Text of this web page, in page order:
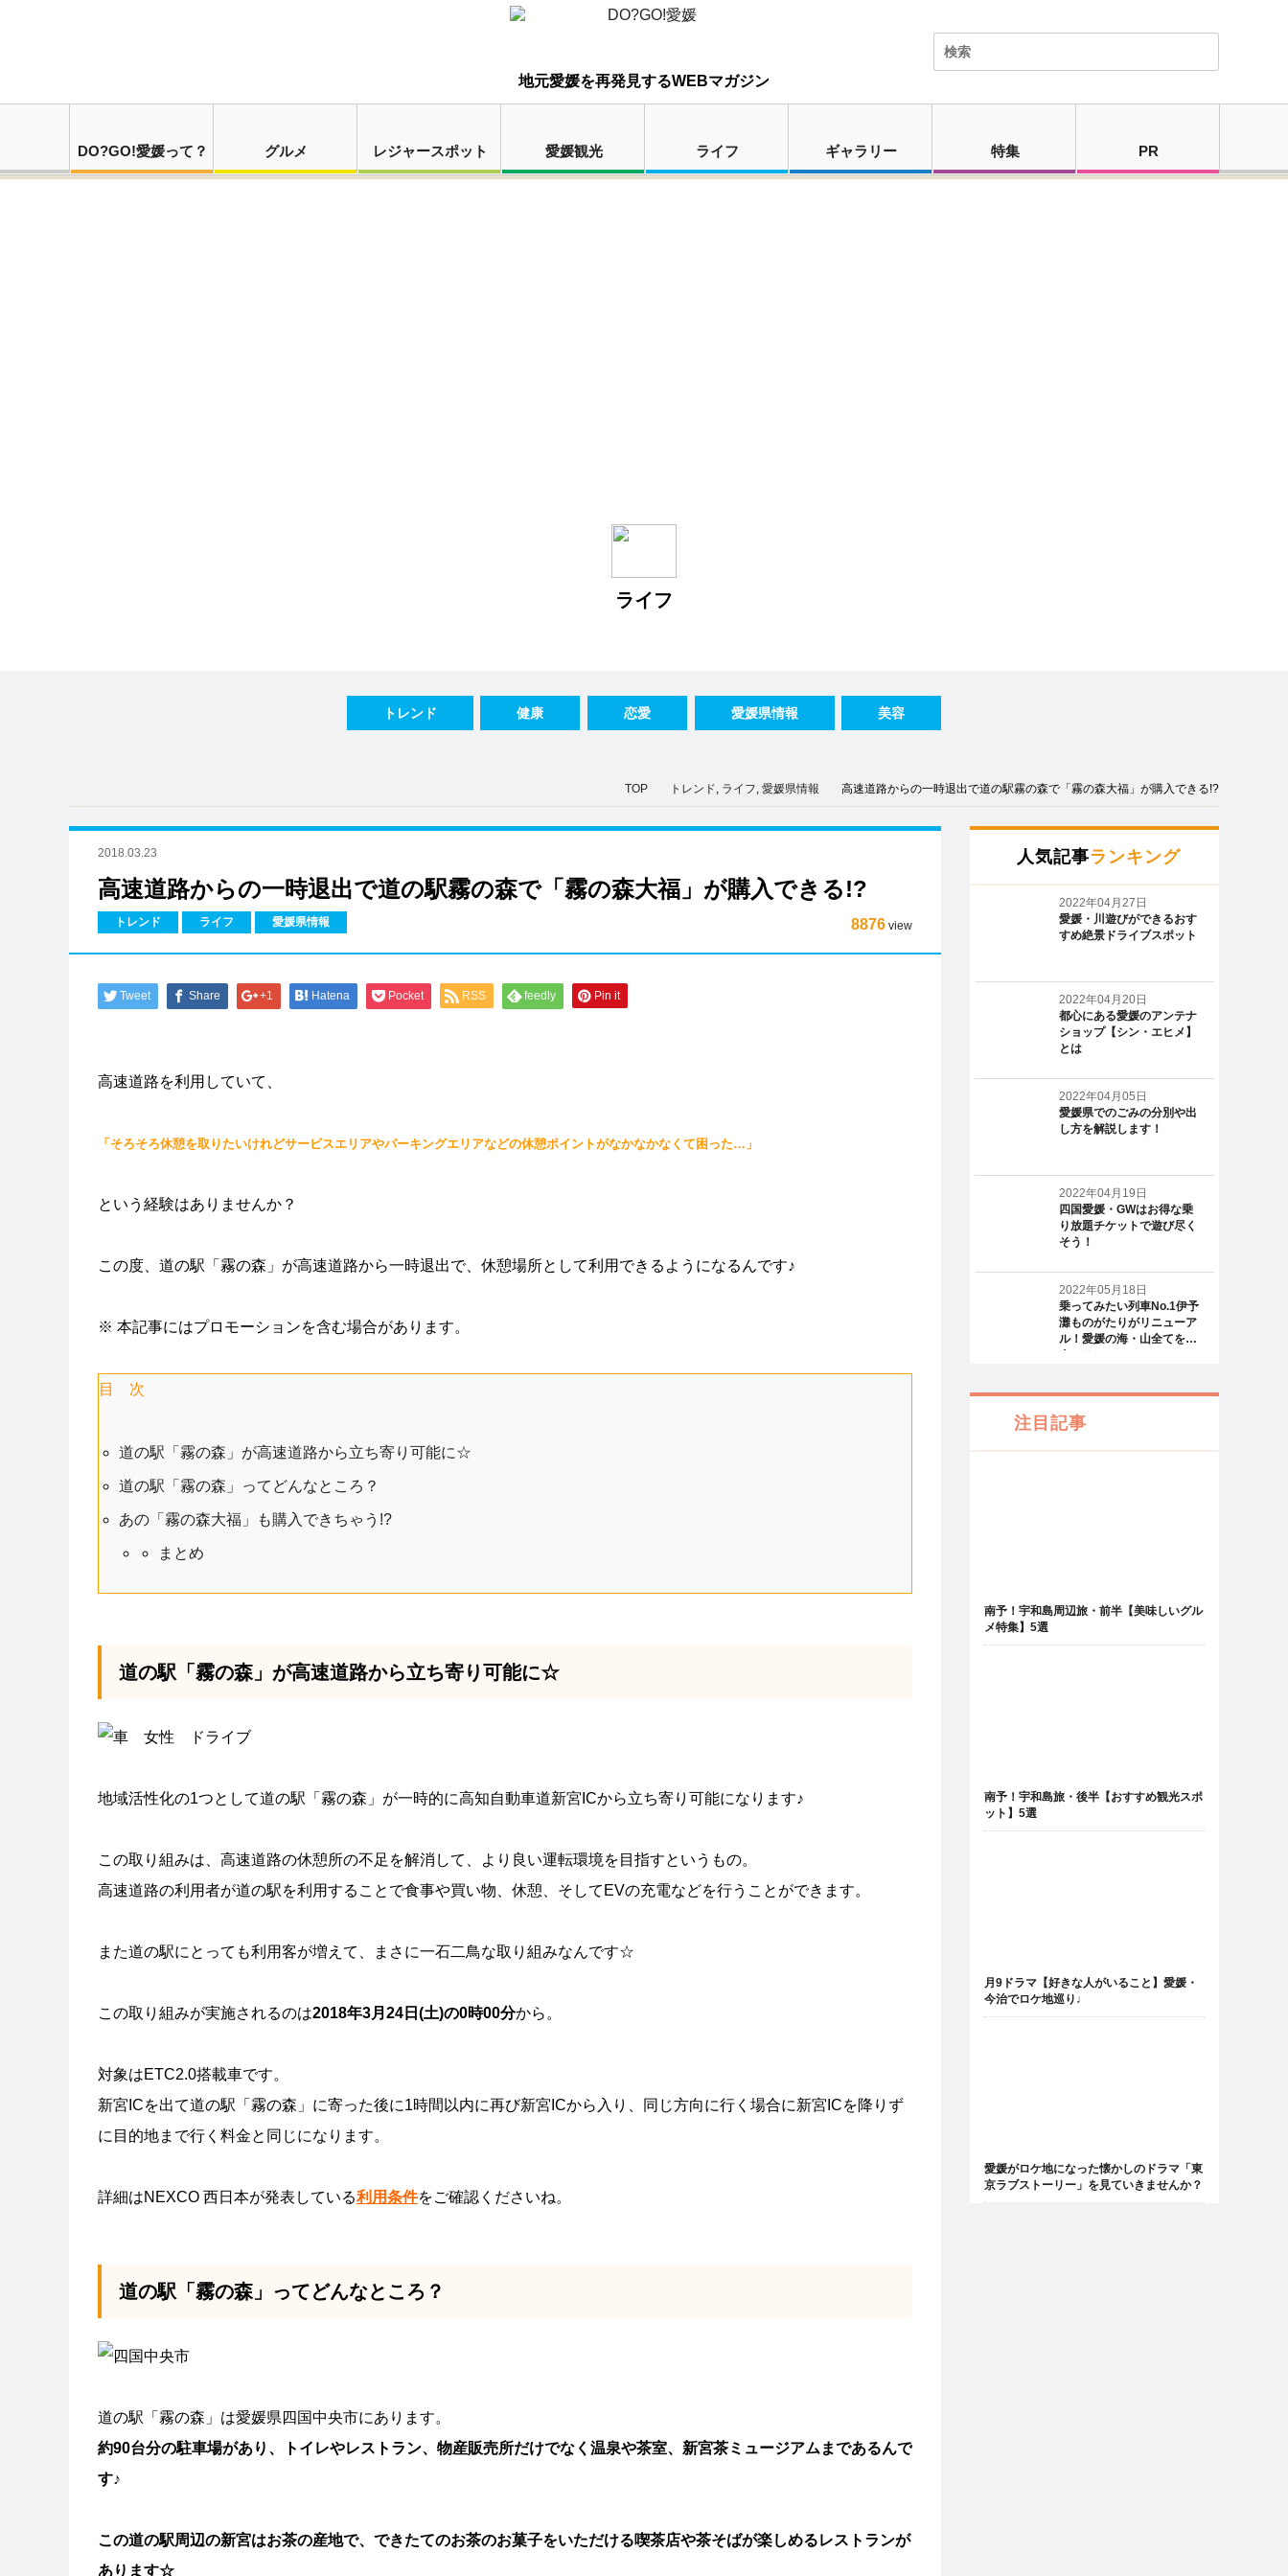
地元愛媛を再発見するWEBマガジン
DO?GO!愛媛って？ グルメ レジャースポット 愛媛観光 ライフ ギャラリー 特集 PR
ライフ
トレンド 健康 恋愛 愛媛県情報 美容
TOP トレンド, ライフ, 愛媛県情報 高速道路からの一時退出で道の駅霧の森で「霧の森大福」が購入できる!?
2018.03.23
高速道路からの一時退出で道の駅霧の森で「霧の森大福」が購入できる!?
トレンド ライフ 愛媛県情報 8876 view
Tweet Share +1 Hatena Pocket RSS feedly Pin it
高速道路を利用していて、
「そろそろ休憩を取りたいけれどサービスエリアやパーキングエリアなどの休憩ポイントがなかなかなくて困った…」
という経験はありませんか？
この度、道の駅「霧の森」が高速道路から一時退出で、休憩場所として利用できるようになるんです♪
※ 本記事にはプロモーションを含む場合があります。
目 次
道の駅「霧の森」が高速道路から立ち寄り可能に☆
道の駅「霧の森」ってどんなところ？
あの「霧の森大福」も購入できちゃう!?
まとめ
道の駅「霧の森」が高速道路から立ち寄り可能に☆
地域活性化の1つとして道の駅「霧の森」が一時的に高知自動車道新宮ICから立ち寄り可能になります♪
この取り組みは、高速道路の休憩所の不足を解消して、より良い運転環境を目指すというもの。
高速道路の利用者が道の駅を利用することで食事や買い物、休憩、そしてEVの充電などを行うことができます。
また道の駅にとっても利用客が増えて、まさに一石二鳥な取り組みなんです☆
この取り組みが実施されるのは2018年3月24日(土)の0時00分から。
対象はETC2.0搭載車です。
新宮ICを出て道の駅「霧の森」に寄った後に1時間以内に再び新宮ICから入り、同じ方向に行く場合に新宮ICを降りず
に目的地まで行く料金と同じになります。
詳細はNEXCO 西日本が発表している利用条件をご確認くださいね。
道の駅「霧の森」ってどんなところ？
道の駅「霧の森」は愛媛県四国中央市にあります。
約90台分の駐車場があり、トイレやレストラン、物産販売所だけでなく温泉や茶室、新宮茶ミュージアムまであるんで
す♪
この道の駅周辺の新宮はお茶の産地で、できたてのお茶のお菓子をいただける喫茶店や茶そばが楽しめるレストランが
あります☆
人気記事ランキング
2022年04月27日
愛媛・川遊びができるおす
すめ絶景ドライブスポット
2022年04月20日
都心にある愛媛のアンテナ
ショップ【シン・エヒメ】
とは
2022年04月05日
愛媛県でのごみの分別や出
し方を解説します！
2022年04月19日
四国愛媛・GWはお得な乗
り放題チケットで遊び尽く
そう！
2022年05月18日
乗ってみたい列車No.1伊予
灘ものがたりがリニューア
ル！愛媛の海・山全てを一
注目記事
南予！宇和島周辺旅・前半【美味しいグル
メ特集】5選
南予！宇和島旅・後半【おすすめ観光スポ
ット】5選
月9ドラマ【好きな人がいること】愛媛・
今治でロケ地巡り♩
愛媛がロケ地になった懐かしのドラマ「東
京ラブストーリー」を見ていきませんか？